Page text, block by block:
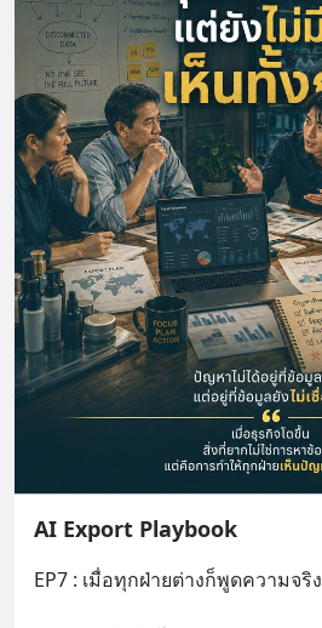
AI Export Playbook
EP7 : เมื่อทุกฝ่ายต่างก็พูดความจริง